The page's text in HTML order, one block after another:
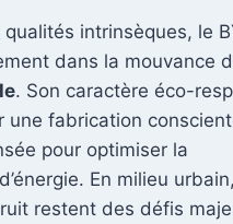
intrinsèques, le
dans la mouvance
. Son caractère éco-
une fabrication
pour optimiser la
En milieu
restent des défis